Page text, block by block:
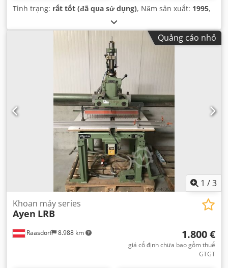
Tình trạng: rất tốt (đã qua sử dụng), Năm sản xuất: 1995,
Quảng cáo nhỏ
1 /3
Raasdorf 8.988 km
Khoan máy series
Ayen LRB
1.800 €
giá cố định chưa bao gồm thuế
GTGT